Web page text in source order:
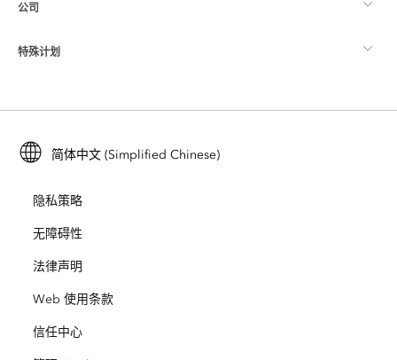
Esri Store
ArcGIS 博客
Esri 年轻专家关系网
什么是 GIS？
位置智能
培训
ArcUser
ArcNews
ArcWatch
公司
关于 Esri
招贤纳士
开放视野
业务行为准则
特殊计划
ArcGIS for Student Use
保护
教育
简体中文 (Simplified Chinese)
隐私策略
无障碍性
法律声明
Web 使用条款
信任中心